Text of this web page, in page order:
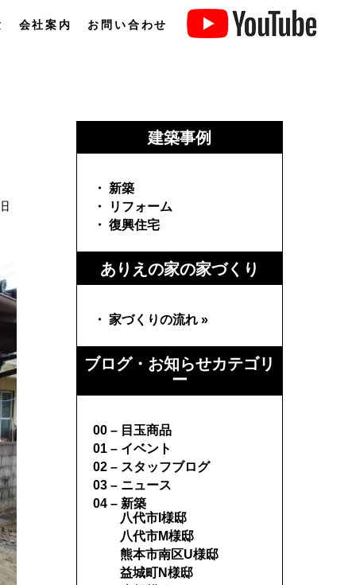
会社案内 お問い合わせ
建築事例
・ 新築
・ リフォーム
・ 復興住宅
ありえの家の家づくり
・ 家づくりの流れ »
ブログ・お知らせカテゴリ
ー
00 – 目玉商品
01 – イベント
02 – スタッフブログ
03 – ニュース
04 – 新築
八代市I様邸
八代市M様邸
熊本市南区U様邸
益城町N様邸